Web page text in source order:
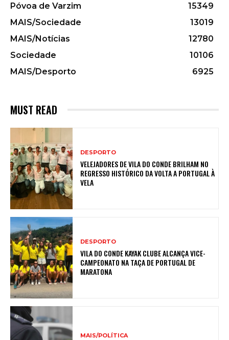
Póvoa de Varzim
15349
MAIS/Sociedade
13019
MAIS/Notícias
12780
Sociedade
10106
MAIS/Desporto
6925
MUST READ
DESPORTO
VELEJADORES DE VILA DO CONDE BRILHAM NO
REGRESSO HISTÓRICO DA VOLTA A PORTUGAL À
VELA
DESPORTO
VILA DO CONDE KAYAK CLUBE ALCANÇA VICE-
CAMPEONATO NA TAÇA DE PORTUGAL DE
MARATONA
MAIS/POLÍTICA